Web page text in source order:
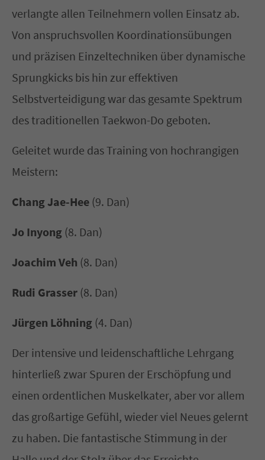
verlangte allen Teilnehmern vollen Einsatz ab.
Von anspruchsvollen Koordinationsübungen
und präzisen Einzeltechniken über dynamische
Sprungkicks bis hin zur effektiven
Selbstverteidigung war das gesamte Spektrum
des traditionellen Taekwon-Do geboten.
Geleitet wurde das Training von hochrangigen
Meistern:
Chang Jae-Hee (9. Dan)
Jo Inyong (8. Dan)
Joachim Veh (8. Dan)
Rudi Grasser (8. Dan)
Jürgen Löhning (4. Dan)
Der intensive und leidenschaftliche Lehrgang
hinterließ zwar Spuren der Erschöpfung und
einen ordentlichen Muskelkater, aber vor allem
das großartige Gefühl, wieder viel Neues gelernt
zu haben. Die fantastische Stimmung in der